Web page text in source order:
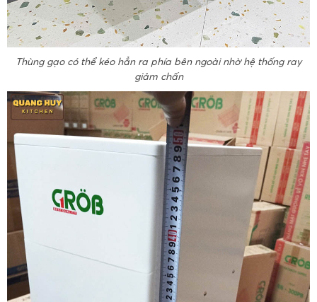
Thùng gạo có thể kéo hẳn ra phía bên ngoài nhờ hệ thống ray
giảm chấn